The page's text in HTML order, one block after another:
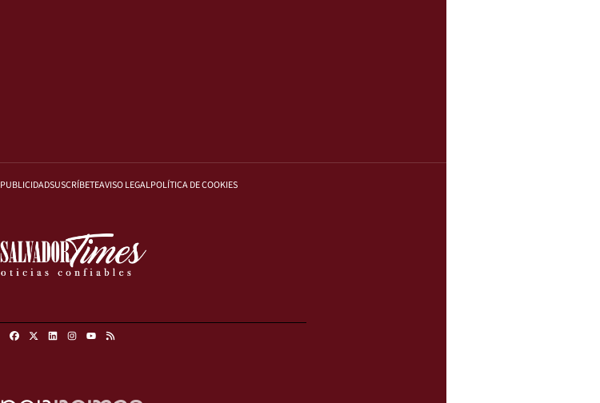
PUBLICIDADSUSCRÍBETEAVISO LEGALPOLÍTICA DE COOKIES
FacebookLinkedinInstagram